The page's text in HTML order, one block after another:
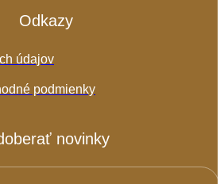
Odkazy
údajov
podmienky
novinky